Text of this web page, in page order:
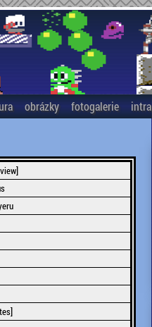
obrázky fotogalerie intra